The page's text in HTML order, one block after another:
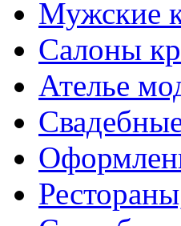
Мужские
Cалоны
Ателье